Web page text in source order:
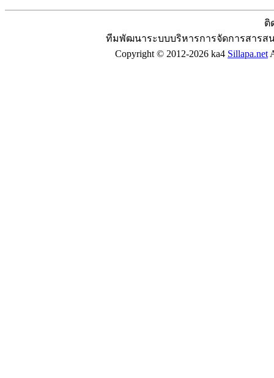
ติ
ทีมพัฒนาระบบบริหารการจัดการสารส
Copyright © 2012-2026 ka4 Sillapa.net